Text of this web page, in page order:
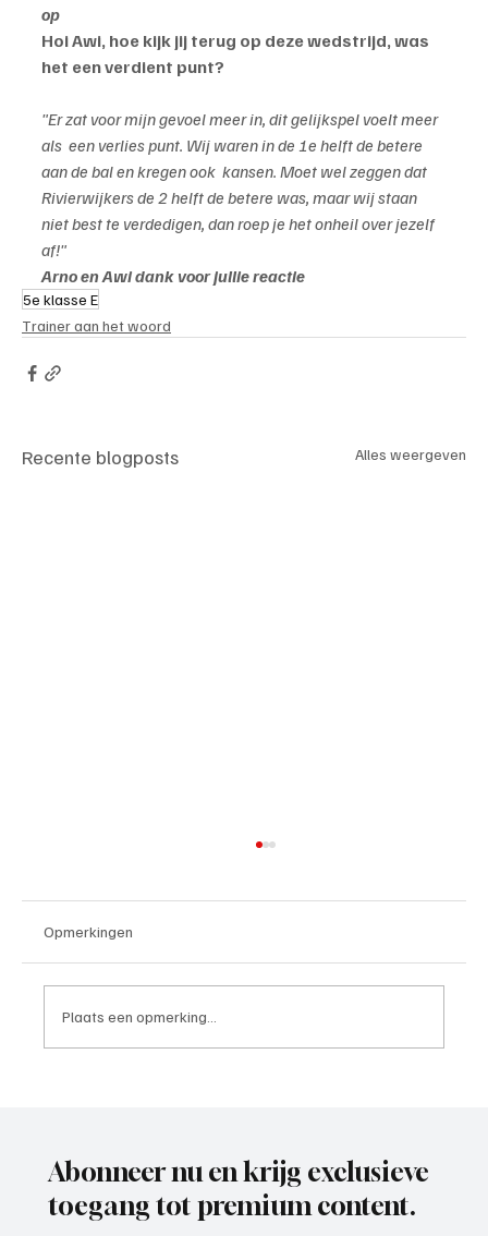
op
Hoi Awi, hoe kijk jij terug op deze wedstrijd, was
het een verdient punt?
"Er zat voor mijn gevoel meer in, dit gelijkspel voelt meer
als  een verlies punt. Wij waren in de 1e helft de betere
aan de bal en kregen ook  kansen. Moet wel zeggen dat
Rivierwijkers de 2 helft de betere was, maar wij staan
niet best te verdedigen, dan roep je het onheil over jezelf
af!"
Arno en Awi dank voor jullie reactie
5e klasse E
Trainer aan het woord
Recente blogposts Alles weergeven
Opmerkingen
Plaats een opmerking...
Abonneer nu en krijg exclusieve
toegang tot premium content.